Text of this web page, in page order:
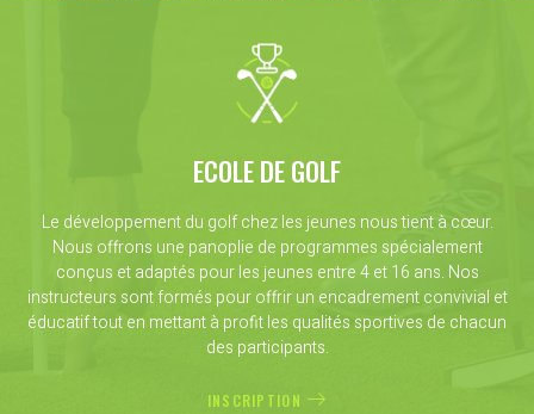
ECOLE DE GOLF
Le développement du golf chez les jeunes nous tient à cœur.
Nous offrons une panoplie de programmes spécialement
conçus et adaptés pour les jeunes entre 4 et 16 ans. Nos
instructeurs sont formés pour offrir un encadrement convivial et
éducatif tout en mettant à profit les qualités sportives de chacun
des participants.
INSCRIPTION